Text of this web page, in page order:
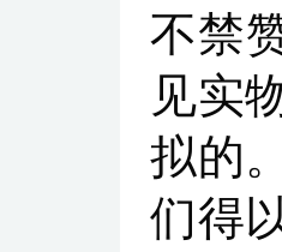
不禁
见实
拟的
们得